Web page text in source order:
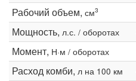
Рабочий объем, см3
Мощность, л.с. / оборотах
Момент, Н·м / оборотах
Расход комби, л на 100 км